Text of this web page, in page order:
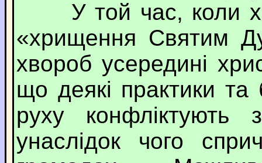
У той час, коли
«хрищення Святим
хвороб усередині
що деякі практики та
руху конфліктують
унаслідок чого